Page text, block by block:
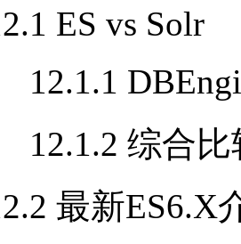
ES vs Solr
综合比
最新ES6.X